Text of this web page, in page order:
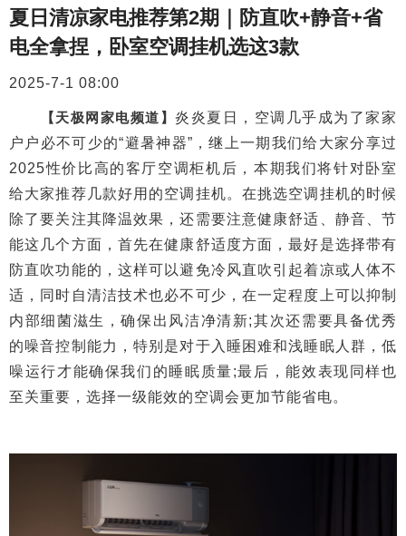
夏日清凉家电推荐第2期｜防直吹+静音+省
电全拿捏，卧室空调挂机选这3款
2025-7-1 08:00
【天极网家电频道】炎炎夏日，空调几乎成为了家家
户户必不可少的“避暑神器”，继上一期我们给大家分享过
2025性价比高的客厅空调柜机后，本期我们将针对卧室
给大家推荐几款好用的空调挂机。在挑选空调挂机的时候
除了要关注其降温效果，还需要注意健康舒适、静音、节
能这几个方面，首先在健康舒适度方面，最好是选择带有
防直吹功能的，这样可以避免冷风直吹引起着凉或人体不
适，同时自清洁技术也必不可少，在一定程度上可以抑制
内部细菌滋生，确保出风洁净清新;其次还需要具备优秀
的噪音控制能力，特别是对于入睡困难和浅睡眠人群，低
噪运行才能确保我们的睡眠质量;最后，能效表现同样也
至关重要，选择一级能效的空调会更加节能省电。